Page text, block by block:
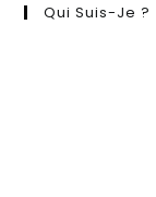
Qui Suis-Je ?